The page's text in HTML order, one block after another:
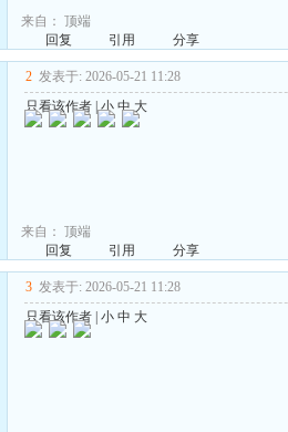
来自： 顶端
回复
引用 分享
2 发表于: 2026-05-21 11:28
只看该作者 |小 中 大
来自： 顶端
回复
引用 分享
3 发表于: 2026-05-21 11:28
只看该作者 小 中 大